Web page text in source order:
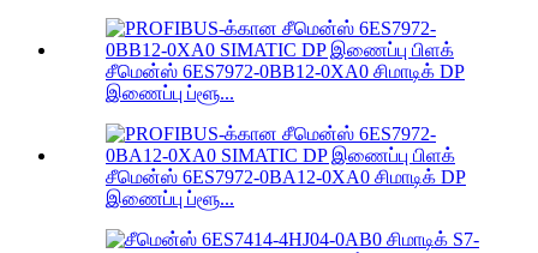
சீமென்ஸ் 6ES7972-0BB12-0XA0 சிமாடிக் DP
இணைப்பு ப்ளூ...
சீமென்ஸ் 6ES7972-0BA12-0XA0 சிமாடிக் DP
இணைப்பு ப்ளூ...